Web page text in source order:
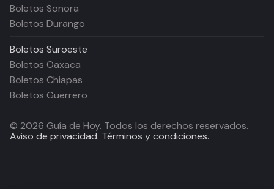
Boletos Sonora
Boletos Durango
Boletos Suroeste
Boletos Oaxaca
Boletos Chiapas
Boletos Guerrero
© 2026 Guía de Hoy. Todos los derechos reservados.
Aviso de privacidad. Términos y condiciones.